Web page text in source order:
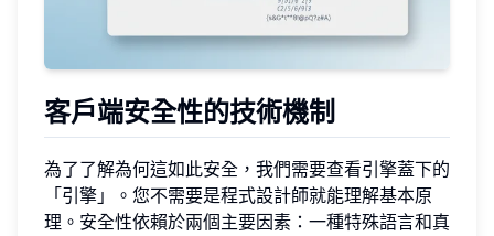
客戶端安全性的技術機制
為了了解為何這如此安全，我們需要查看引擎蓋下的
「引擎」。您不需要是程式設計師就能理解基本原
理。安全性依賴於兩個主要因素：一種特殊語言和真